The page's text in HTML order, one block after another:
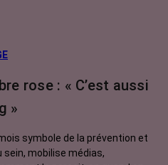
rose : « C’est aussi
»
symbole de la prévention et
mobilise médias,